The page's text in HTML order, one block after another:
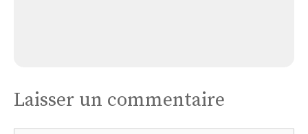
Laisser un commentaire